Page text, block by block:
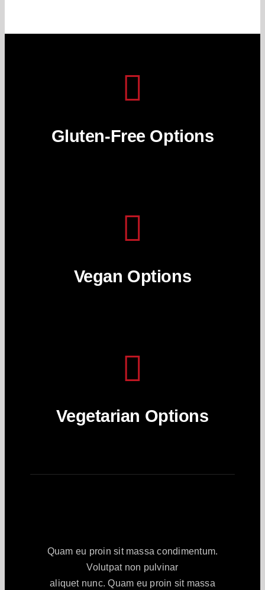
Gluten-Free Options
Vegan Options
Vegetarian Options
Quam eu proin sit massa condimentum.
Volutpat non pulvinar
aliquet nunc. Quam eu proin sit massa